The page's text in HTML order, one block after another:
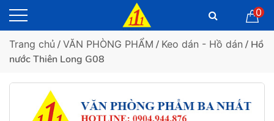
0
Trang chủ / VĂN PHÒNG PHẨM / Keo dán - Hồ dán / Hồ
nước Thiên Long G08